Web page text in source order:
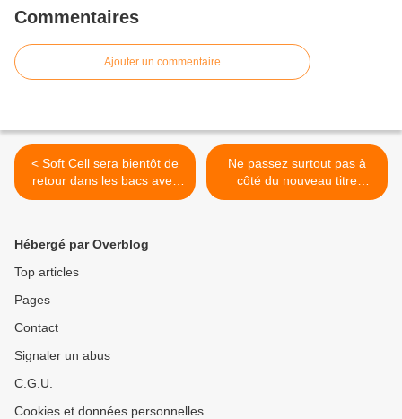
Commentaires
Ajouter un commentaire
< Soft Cell sera bientôt de
retour dans les bacs avec
un nouvel album !
Ne passez surtout pas à
côté du nouveau titre
d’Oldelaf ! >
Hébergé par Overblog
Top articles
Pages
Contact
Signaler un abus
C.G.U.
Cookies et données personnelles